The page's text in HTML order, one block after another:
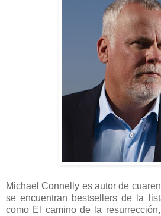
Michael Connelly es autor de
se encuentran bestsellers de la
como El camino de la